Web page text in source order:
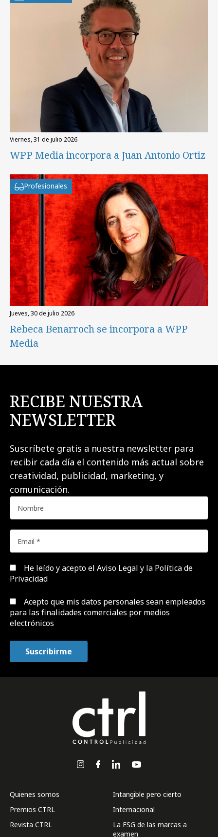
viernes, 31 de julio 2026
WPP Media incorpora a Juan Antonio Ortiz
Profesionales
jueves, 30 de julio 2026
Rebeca Benarroch se incorpora a WPP
Media
RECIBE NUESTRA
NEWSLETTER
Suscríbete gratis a nuestra newsletter para
recibir cada día el contenido más actual sobre
creatividad, publicidad, marketing, y
comunicación.
He leído y acepto el Aviso Legal y la Política de
Privacidad
Acepto que mis datos personales sean empleados
para las finalidades comerciales por medios
electrónicos
Quienes somos
Premios CTRL
Revista CTRL
Intangible pero cierto
Internacional
La ESG de las marcas a
examen